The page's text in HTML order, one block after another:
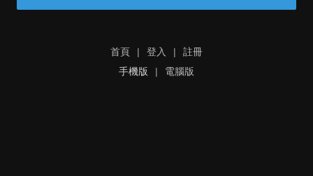
首頁 | 登入 |
註冊
手機版
| 電腦版